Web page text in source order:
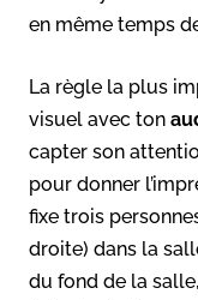
en même temps
La règle la plus
visuel avec ton
capter son
pour donner
fixe trois
droite) dans la
du fond de la